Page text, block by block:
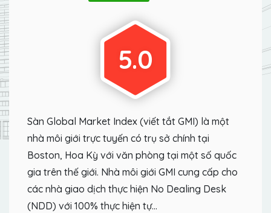
5.0
Sàn Global Market Index (viết tắt GMI) là một
nhà môi giới trực tuyến có trụ sở chính tại
Boston, Hoa Kỳ với văn phòng tại một số quốc
gia trên thế giới. Nhà môi giới GMI cung cấp cho
các nhà giao dịch thực hiện No Dealing Desk
(NDD) với 100% thực hiện tự…